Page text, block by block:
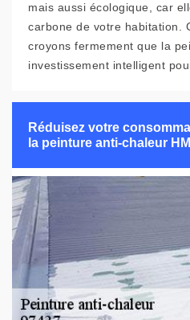
mais aussi écologique, car
carbone de votre habitation.
croyons fermement que la
investissement intelligent
Réduisez votre
la peinture anti-chaleur